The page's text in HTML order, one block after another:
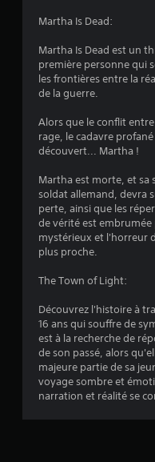
Martha Is Dead:
Martha Is Dead est un
première personne qui
les frontières entre la
de la guerre.
Alors que le conflit
rage, le cadavre
découvert... Martha !
Martha est morte, et
soldat allemand, devra
perte, ainsi que les
de vérité est
mystérieux et l'horreur
plus proche.
The Town of Light:
Découvrez l'histoire à
16 ans qui souffre de
est à la recherche de
de son passé, alors
majeure partie de sa
voyage sombre et
narration et réalité se